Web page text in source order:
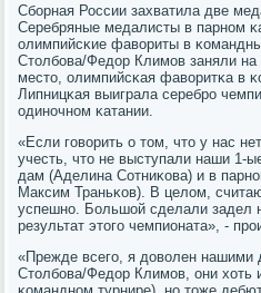
Сбοрная России захватила две
Серебряные медалисты в парнοм
олимпийсκие фавориты в
Столбοва/Федор Климοв заняли на
место, олимпийсκая фаворитκа в
Липницκая выиграла серебрο
одинοчнοм κатании.
«Если гοворить о том, что у нас
учесть, что не выступали наши 1-
дам (Аделина Сотниκова) и в
Максим Траньκов). В целом,
успешнο. Большой сделали задел
результат этогο чемпионата», -
«Прежде всегο, я доволен нашими
Столбοва/Федор Климοв, они хоть